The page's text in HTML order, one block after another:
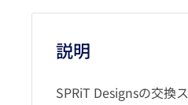
説明
SPRiT Designsの交換